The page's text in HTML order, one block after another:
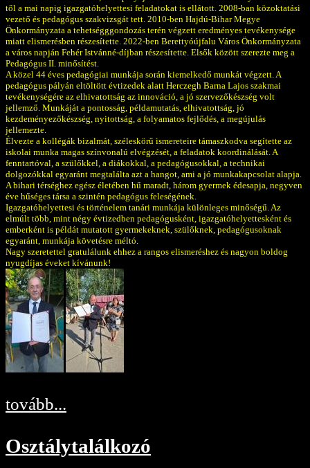
től a mai napig igazgatóhelyettesi feladatokat is ellátott. 2008-ban közoktatási
vezető és pedagógus szakvizsgát tett. 2010-ben Hajdú-Bihar Megye
Önkormányzata a tehetségggondozás terén végzett eredményes tevékenysége
miatt elismerésben részesítette. 2022-ben Berettyóújfalu Város Önkormányzata
a város napján Fehér Istvánné-díjban részesítette. Elsők között szerezte meg a
Pedagógus II. minősítést.
A közel 44 éves pedagógiai munkája során kiemelkedő munkát végzett. A
pedagógus pályán eltöltött évtizedek alatt Herczegh Barna Lajos szakmai
tevékenységére az elhivatottság az innováció, a jó szervezőkészség volt
jellemző. Munkáját a pontosság, példamutatás, elhivatottság, jó
kezdeményezőkészség, nyitottság, a folyamatos fejlődés, a megújulás
jellemezte.
Élvezte a kollégák bizalmát, széleskörű ismereteire támaszkodva segítette az
iskolai munka magas színvonalú elvégzését, a feladatok koordinálását. A
fenntartóval, a szülőkkel, a diákokkal, a pedagógusokkal, a technikai
dolgozókkal egyaránt megtalálta azt a hangot, ami a jó munkakapcsolat alapja.
A bihari térséghez egész életében hű maradt, három gyermek édesapja, negyven
éve hűséges társa a szintén pedagógus feleségének.
Igazgatóhelyettesi és történelem tanári munkája különleges minőségű. Az
elmúlt több, mint négy évtizedben pedagógusként, igazgatóhelyettesként és
emberként is példát mutatott gyermekeknek, szülőknek, pedagógusoknak
egyaránt, munkája követésre méltó.
Nagy szeretettel gratulálunk ehhez a rangos elismeréshez és nagyon boldog
nyugdíjas éveket kívánunk!
tovább...
Osztálytalálkozó